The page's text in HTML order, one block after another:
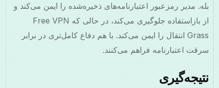
بله. مدیر رمزعبور اعتبارنامه‌های ذخیره‌شده را ایمن می‌کند و
از بازاستفاده جلوگیری می‌کند، در حالی که Free VPN
Grass انتقال را ایمن می‌کند. با هم دفاع کامل‌تری در برابر
سرقت اعتبارنامه فراهم می‌کنند.
نتیجه‌گیری